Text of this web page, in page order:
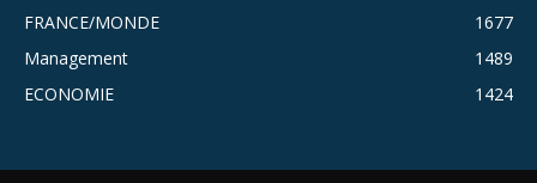
FRANCE/MONDE
1677
Management
1489
ECONOMIE
1424